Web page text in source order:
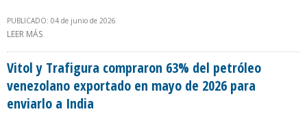
PUBLICADO: 04 de junio de 2026
LEER MÁS
2026
Vitol y Trafigura compraron 63% del petróleo
venezolano exportado en mayo de 2026 para
enviarlo a India